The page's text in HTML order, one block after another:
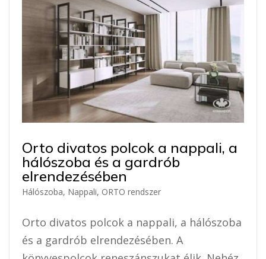
Orto divatos polcok a nappali, a
hálószoba és a gardrób
elrendezésében
Hálószoba, Nappali, ORTO rendszer
Orto divatos polcok a nappali, a hálószoba
és a gardrób elrendezésében. A